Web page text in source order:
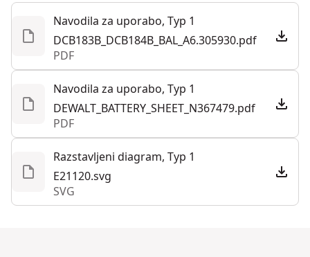
urladdning ökar batteriets livslängd
Utmärkta elektriska funktioner
Ingen minneseffekt
Strömkälla
Totalt antal
batterier
1
Visa mer
via chatt, formulär eller telefon.
Kundsupport
Navodila za uporabo, Typ 1
DCB183B_DCB184B_BAL_A6.305930.pdf
PDF
Navodila za uporabo, Typ 1
DEWALT_BATTERY_SHEET_N367479.pdf
PDF
Razstavljeni diagram, Typ 1
E21120.svg
SVG